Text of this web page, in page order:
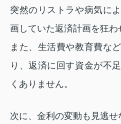
突然のリストラや病気に
画していた返済計画を狂わ
また、生活費や教育費な
り、返済に回す資金が不
くありません。
次に、金利の変動も見逃せ